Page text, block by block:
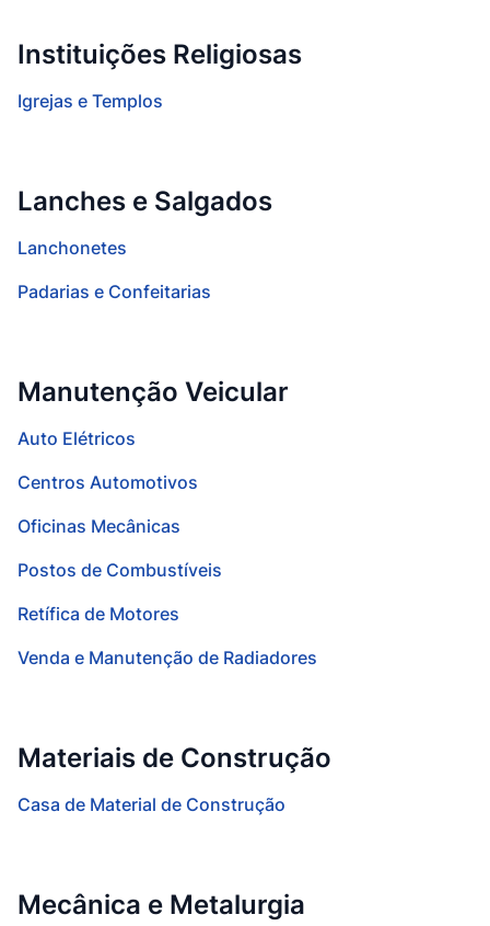
Instituições Religiosas
Igrejas e Templos
Lanches e Salgados
Lanchonetes
Padarias e Confeitarias
Manutenção Veicular
Auto Elétricos
Centros Automotivos
Oficinas Mecânicas
Postos de Combustíveis
Retífica de Motores
Venda e Manutenção de Radiadores
Materiais de Construção
Casa de Material de Construção
Mecânica e Metalurgia